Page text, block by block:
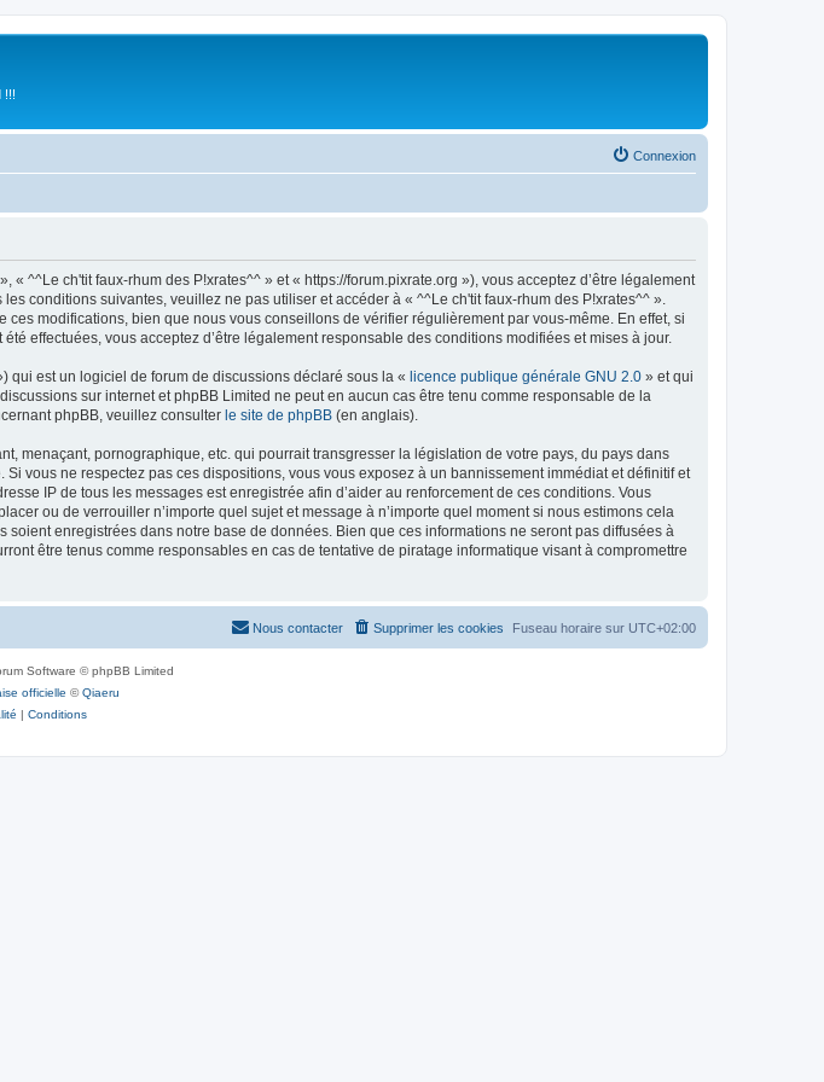
!!!
Connexion
^^Le ch'tit faux-rhum des P!xrates^^ » et « https://forum.pixrate.org »), vous acceptez d’être légalement
conditions suivantes, veuillez ne pas utiliser et accéder à « ^^Le ch'tit faux-rhum des P!xrates^^ ».
modifications, bien que nous vous conseillons de vérifier régulièrement par vous-même. En effet, si
effectuées, vous acceptez d’être légalement responsable des conditions modifiées et mises à jour.
qui est un logiciel de forum de discussions déclaré sous la « licence publique générale GNU 2.0 » et qui
sur internet et phpBB Limited ne peut en aucun cas être tenu comme responsable de la
phpBB, veuillez consulter le site de phpBB (en anglais).
menaçant, pornographique, etc. qui pourrait transgresser la législation de votre pays, du pays dans
vous ne respectez pas ces dispositions, vous vous exposez à un bannissement immédiat et définitif et
IP de tous les messages est enregistrée afin d’aider au renforcement de ces conditions. Vous
ou de verrouiller n’importe quel sujet et message à n’importe quel moment si nous estimons cela
enregistrées dans notre base de données. Bien que ces informations ne seront pas diffusées à
être tenus comme responsables en cas de tentative de piratage informatique visant à compromettre
Fuseau horaire sur UTC+02:00
Supprimer les cookies
Nous contacter
Software © phpBB Limited
officielle ©Qiaeru
| Conditions